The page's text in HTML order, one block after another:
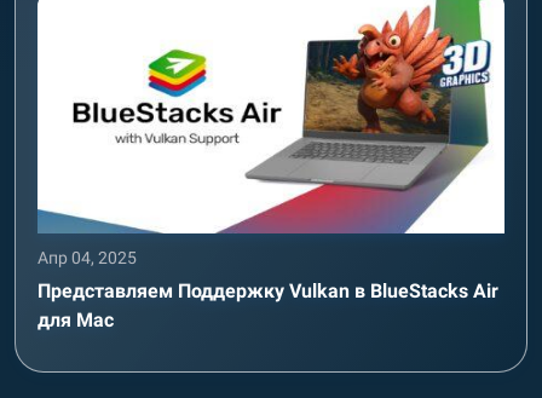
Апр 04, 2025
Представляем Поддержку Vulkan в BlueStacks Air
для Mac